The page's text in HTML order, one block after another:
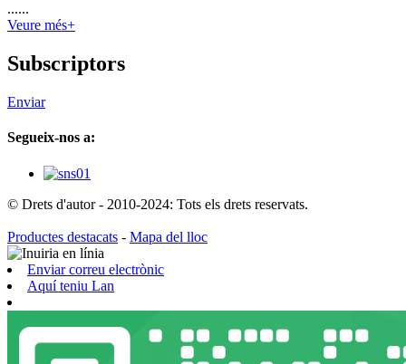
......
Veure més+
Subscriptors
Enviar
Segueix-nos a:
© Drets d'autor - 2010-2024: Tots els drets reservats.
Productes destacats - Mapa del lloc
Enviar correu electrònic
Aquí teniu Lan